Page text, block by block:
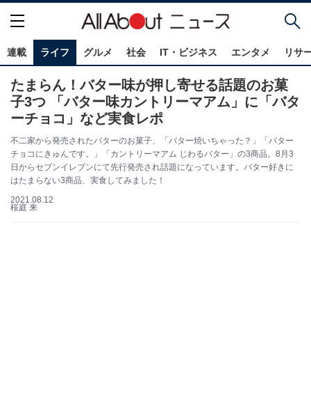
連載 ライフ グルメ 社会 IT・ビジネス エンタメ リサ
たまらん！バター味が押し寄せる話題のお菓
子3つ 「バター味カントリーマアム」に「バタ
ーチョコ」など実食レポ
不二家から発売されたバターのお菓子、「バター焼いちゃった？」「バター
チョコにきゅんです。」「カントリーマアム じわるバター」の3商品。8月3
日からセブンイレブンにて先行発売され話題になっています。バター好きに
はたまらない3商品、実食してみました！
2021.08.12
桜庭 来